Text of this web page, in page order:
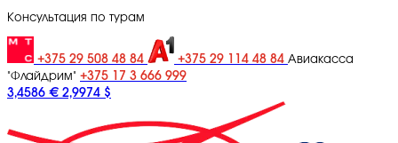
Консультация по турам
+375 29 508 48 84 +375 29 114 48 84 Авиакасса
"Флайдрим" +375 17 3 666 999
3,4586 € 2,9974 $